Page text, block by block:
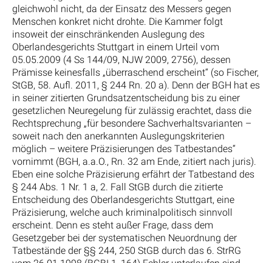
gleichwohl nicht, da der Einsatz des Messers gegen
Menschen konkret nicht drohte. Die Kammer folgt
insoweit der einschränkenden Auslegung des
Oberlandesgerichts Stuttgart in einem Urteil vom
05.05.2009 (4 Ss 144/09, NJW 2009, 2756), dessen
Prämisse keinesfalls „überraschend erscheint“ (so Fischer,
StGB, 58. Aufl. 2011, § 244 Rn. 20 a). Denn der BGH hat es
in seiner zitierten Grundsatzentscheidung bis zu einer
gesetzlichen Neuregelung für zulässig erachtet, dass die
Rechtsprechung „für besondere Sachverhaltsvarianten –
soweit nach den anerkannten Auslegungskriterien
möglich – weitere Präzisierungen des Tatbestandes“
vornimmt (BGH, a.a.O., Rn. 32 am Ende, zitiert nach juris).
Eben eine solche Präzisierung erfährt der Tatbestand des
§ 244 Abs. 1 Nr. 1 a, 2. Fall StGB durch die zitierte
Entscheidung des Oberlandesgerichts Stuttgart, eine
Präzisierung, welche auch kriminalpolitisch sinnvoll
erscheint. Denn es steht außer Frage, dass dem
Gesetzgeber bei der systematischen Neuordnung der
Tatbestände der §§ 244, 250 StGB durch das 6. StrRG